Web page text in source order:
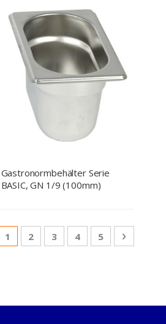
Gastronormbehälter Serie
BASIC, GN 1/9 (100mm)
Sie lesen gerade Seite
1 Seite
2 Seite
3 Seite
4 Seite
5 Seite
Weiter